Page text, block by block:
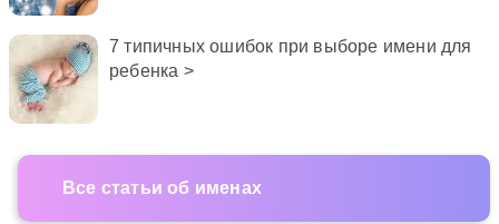
7 типичных ошибок при выборе имени для
ребенка >
Все статьи об именах